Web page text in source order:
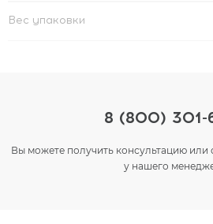
Вес упаковки
8 (800) 301-
Вы можете получить консультацию или
у нашего